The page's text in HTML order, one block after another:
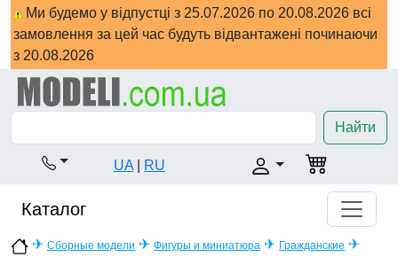
Ми будемо у відпустці з 25.07.2026 по 20.08.2026 всі
замовлення за цей час будуть відвантажені починаючи
з 20.08.2026
Найти
UA RU
Каталог
✈ Сборные модели ✈ Фигуры и миниатюра ✈ Гражданские ✈